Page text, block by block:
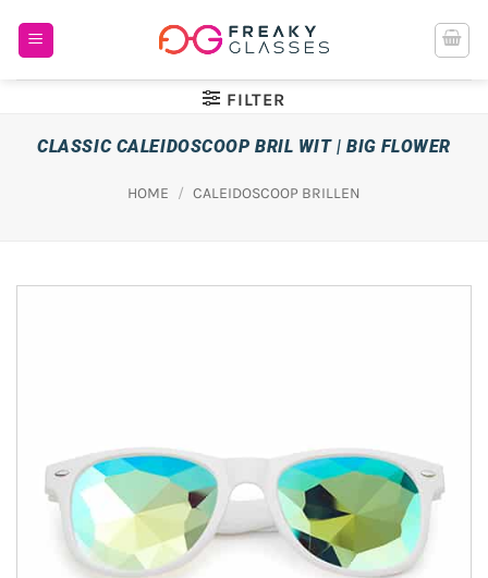
naar
FILTER
CLASSIC CALEIDOSCOOP BRIL WIT | BIG FLOWER
HOME / CALEIDOSCOOP BRILLEN